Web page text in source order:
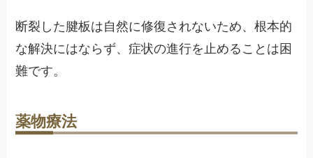
断裂した腱板は自然に修復されないため、根本的
な解決にはならず、症状の進行を止めることは困
難です。
薬物療法